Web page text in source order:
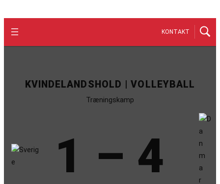
KONTAKT
KVINDELANDSHOLD | VOLLEYBALL
Træningskamp
1 – 4